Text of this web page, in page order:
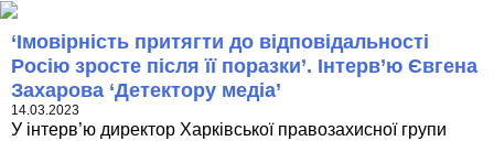
‘Імовірність притягти до відповідальності
Росію зросте після її поразки’. Інтерв’ю Євгена
Захарова ‘Детектору медіа’
14.03.2023
У інтерв’ю директор Харківської правозахисної групи